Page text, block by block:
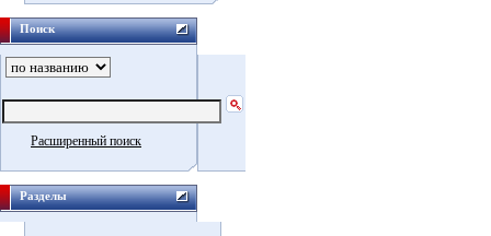
Поиск
Расширенный поиск
Разделы